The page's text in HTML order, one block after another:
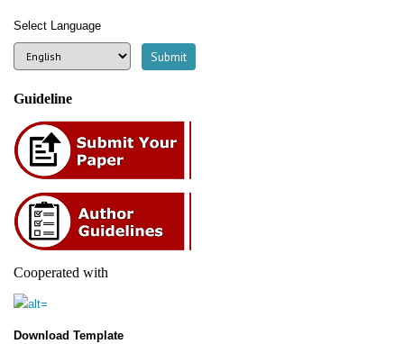
Select Language
Guideline
Cooperated with
Download Template